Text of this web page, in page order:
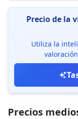
Precio de la
Utiliza la
Precios